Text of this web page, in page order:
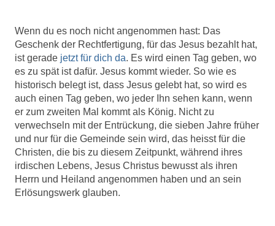
Wenn du es noch nicht angenommen hast: Das
Geschenk der Rechtfertigung, für das Jesus bezahlt hat,
ist gerade jetzt für dich da. Es wird einen Tag geben, wo
es zu spät ist dafür. Jesus kommt wieder. So wie es
historisch belegt ist, dass Jesus gelebt hat, so wird es
auch einen Tag geben, wo jeder Ihn sehen kann, wenn
er zum zweiten Mal kommt als König. Nicht zu
verwechseln mit der Entrückung, die sieben Jahre früher
und nur für die Gemeinde sein wird, das heisst für die
Christen, die bis zu diesem Zeitpunkt, während ihres
irdischen Lebens, Jesus Christus bewusst als ihren
Herrn und Heiland angenommen haben und an sein
Erlösungswerk glauben.